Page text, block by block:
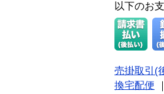
以下のお
売掛取引(
換宅配便